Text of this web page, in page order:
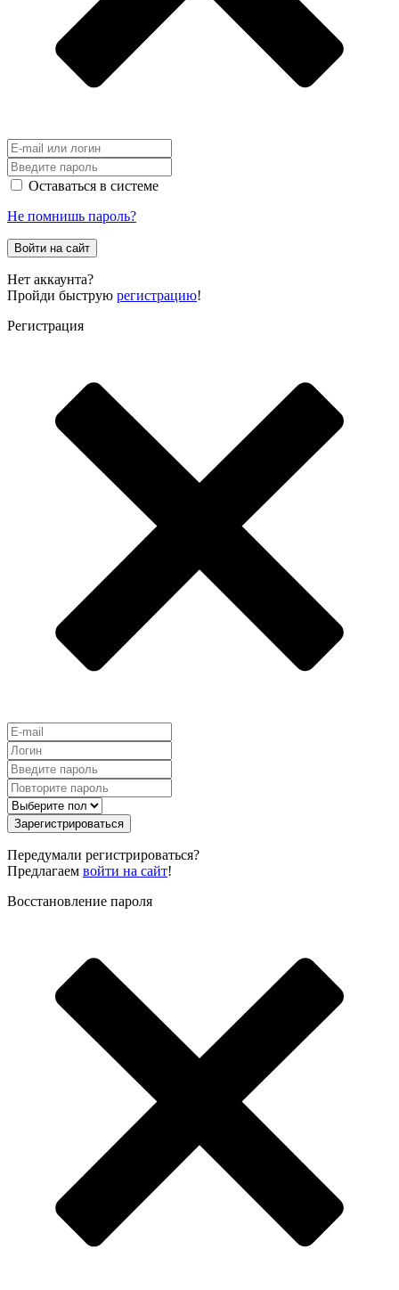
Оставаться в системе
Не помнишь пароль?
Войти на сайт
Нет аккаунта?
Пройди быструю регистрацию!
Регистрация
Зарегистрироваться
Передумали регистрироваться?
Предлагаем войти на сайт!
Восстановление пароля